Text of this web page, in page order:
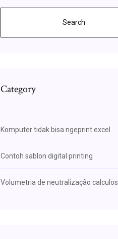
Search
Category
Komputer tidak bisa ngeprint excel
Contoh sablon digital printing
Volumetria de neutralização calculos